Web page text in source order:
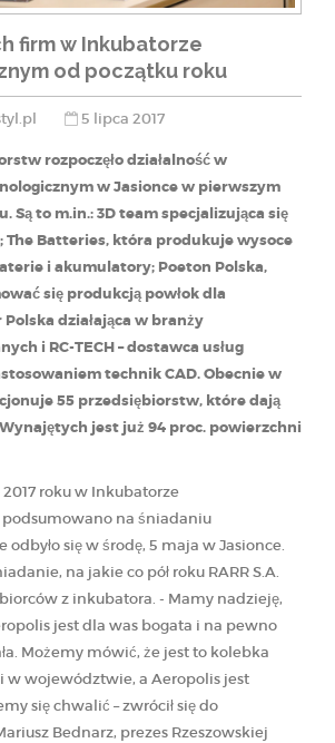
firm w Inkubatorze
od początku roku
5 lipca 2017
rozpoczęło działalność w
w Jasionce w pierwszym
Są to m.in.: 3D team specjalizująca się
The Batteries, która produkuje wysoce
i akumulatory; Poeton Polska,
się produkcją powłok dla
działająca w branży
i RC-TECH – dostawca usług
technik CAD. Obecnie w
55 przedsiębiorstw, które dają
jest już 94 proc. powierzchni
2017 roku w Inkubatorze
na śniadaniu
się w środę, 5 maja w Jasionce.
na jakie co pół roku RARR S.A.
z inkubatora. - Mamy nadzieję,
jest dla was bogata i na pewno
Możemy mówić, że jest to kolebka
w województwie, a Aeropolis jest
się chwalić – zwrócił się do
Bednarz, prezes Rzeszowskiej